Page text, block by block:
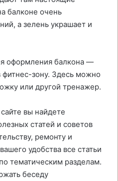
балконе очень
а зелень украшает и
оформления балкона —
фитнес-зону. Здесь можно
или другой тренажер.
вы найдете
статей и советов
ремонту и
удобства все статьи
тематическим разделам.
беседу